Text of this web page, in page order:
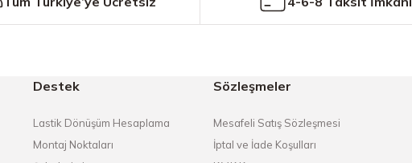
Destek
Lastik Dönüşüm Hesaplama
Montaj Noktaları
Sözleşmeler
Mesafeli Satış Sözleşmesi
İptal ve İade Koşulları